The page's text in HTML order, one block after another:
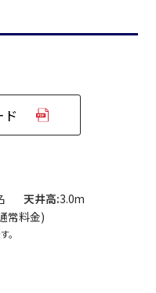
天井高 3.0m
常料金)
。